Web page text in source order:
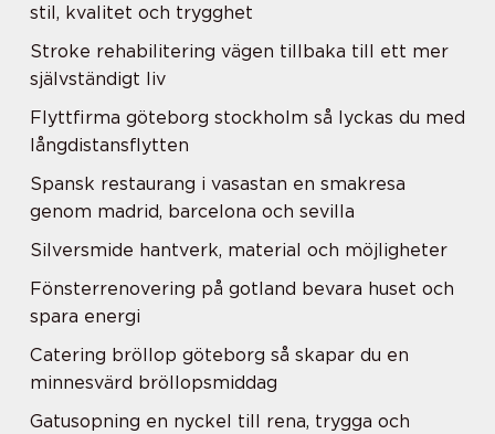
stil, kvalitet och trygghet
Stroke rehabilitering vägen tillbaka till ett mer
självständigt liv
Flyttfirma göteborg stockholm så lyckas du med
långdistansflytten
Spansk restaurang i vasastan en smakresa
genom madrid, barcelona och sevilla
Silversmide hantverk, material och möjligheter
Fönsterrenovering på gotland bevara huset och
spara energi
Catering bröllop göteborg så skapar du en
minnesvärd bröllopsmiddag
Gatusopning en nyckel till rena, trygga och